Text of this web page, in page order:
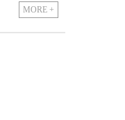
MORE +